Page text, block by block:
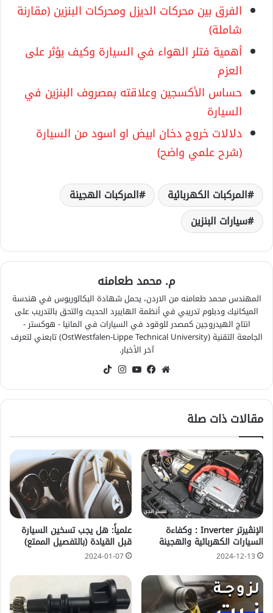
الفرق بين محركات الديزل ومحركات البنزين (مقارنة
شاملة)
أهمية فتلر الهواء في السيارة وكيف يؤثر على
العزم
حساس الأكسجين وعلاقته بمصروف البنزين في
السيارة
دلالات خروج دخان ابيض او اسود من السيارة
(شرح علمي واضح)
المركبات الكهربائية
المركبات الهجينة
سيارات البنزين
م. محمد طعامنه
المهندس محمد طعامنه من الاردن، يحمل شهادة البكالوريوس في هندسة
الميكانيك ودبلوم تدريبي في أنظمة الهايبرد الحديث والتحق بالتدريب على
انتاج الهيدروجين كمصدر للوقود في السيارات في المانيا - هوكستر -
الجامعة التقنية (OstWestfalen-Lippe Technical University) تابعني لتعرف
آخر الأخبار.
موقعفيسبوك‫YouTubeانستقرام
مقالات ذات صلة
الإنڤيرتر Inverter : وكفاءة
السيارات الكهربائية والهجينة
2024-12-13
علمياً: هل يجب تسخين السيارة
قبل القيادة (بالتفصيل الممتع)
2024-01-07